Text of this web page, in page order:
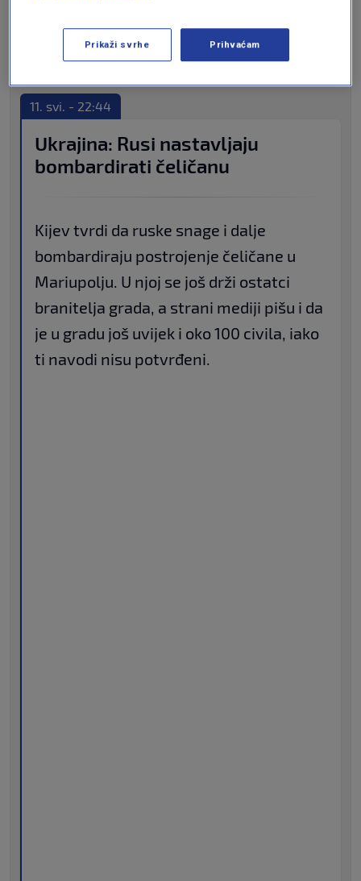
TIJEK DOGAĐAJA IZ MINUTE
U MINUTU
11. svi. - 22:44
Ukrajina: Rusi nastavljaju
bombardirati čeličanu
Kijev tvrdi da ruske snage i dalje
bombardiraju postrojenje čeličane u
Mariupolju. U njoj se još drži ostatci
branitelja grada, a strani mediji pišu i da
je u gradu još uvijek i oko 100 civila, iako
ti navodi nisu potvrđeni.
Prikaži svrhe Prihvaćam